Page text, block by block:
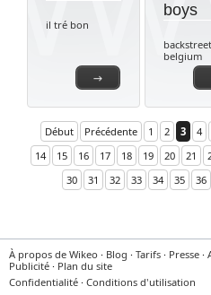
→
il tré bon
boys
belgium
Début Précédente 1 2 3 4
14
15 16 17 18 19 20 21
30
31 32 33 34 35 36
À propos de Wikeo · Blog · Tarifs · Presse ·
Publicité · Plan du site
Confidentialité · Conditions d'utilisation